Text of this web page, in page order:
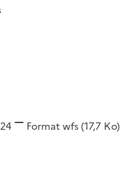
Format wfs(17,7 Ko)